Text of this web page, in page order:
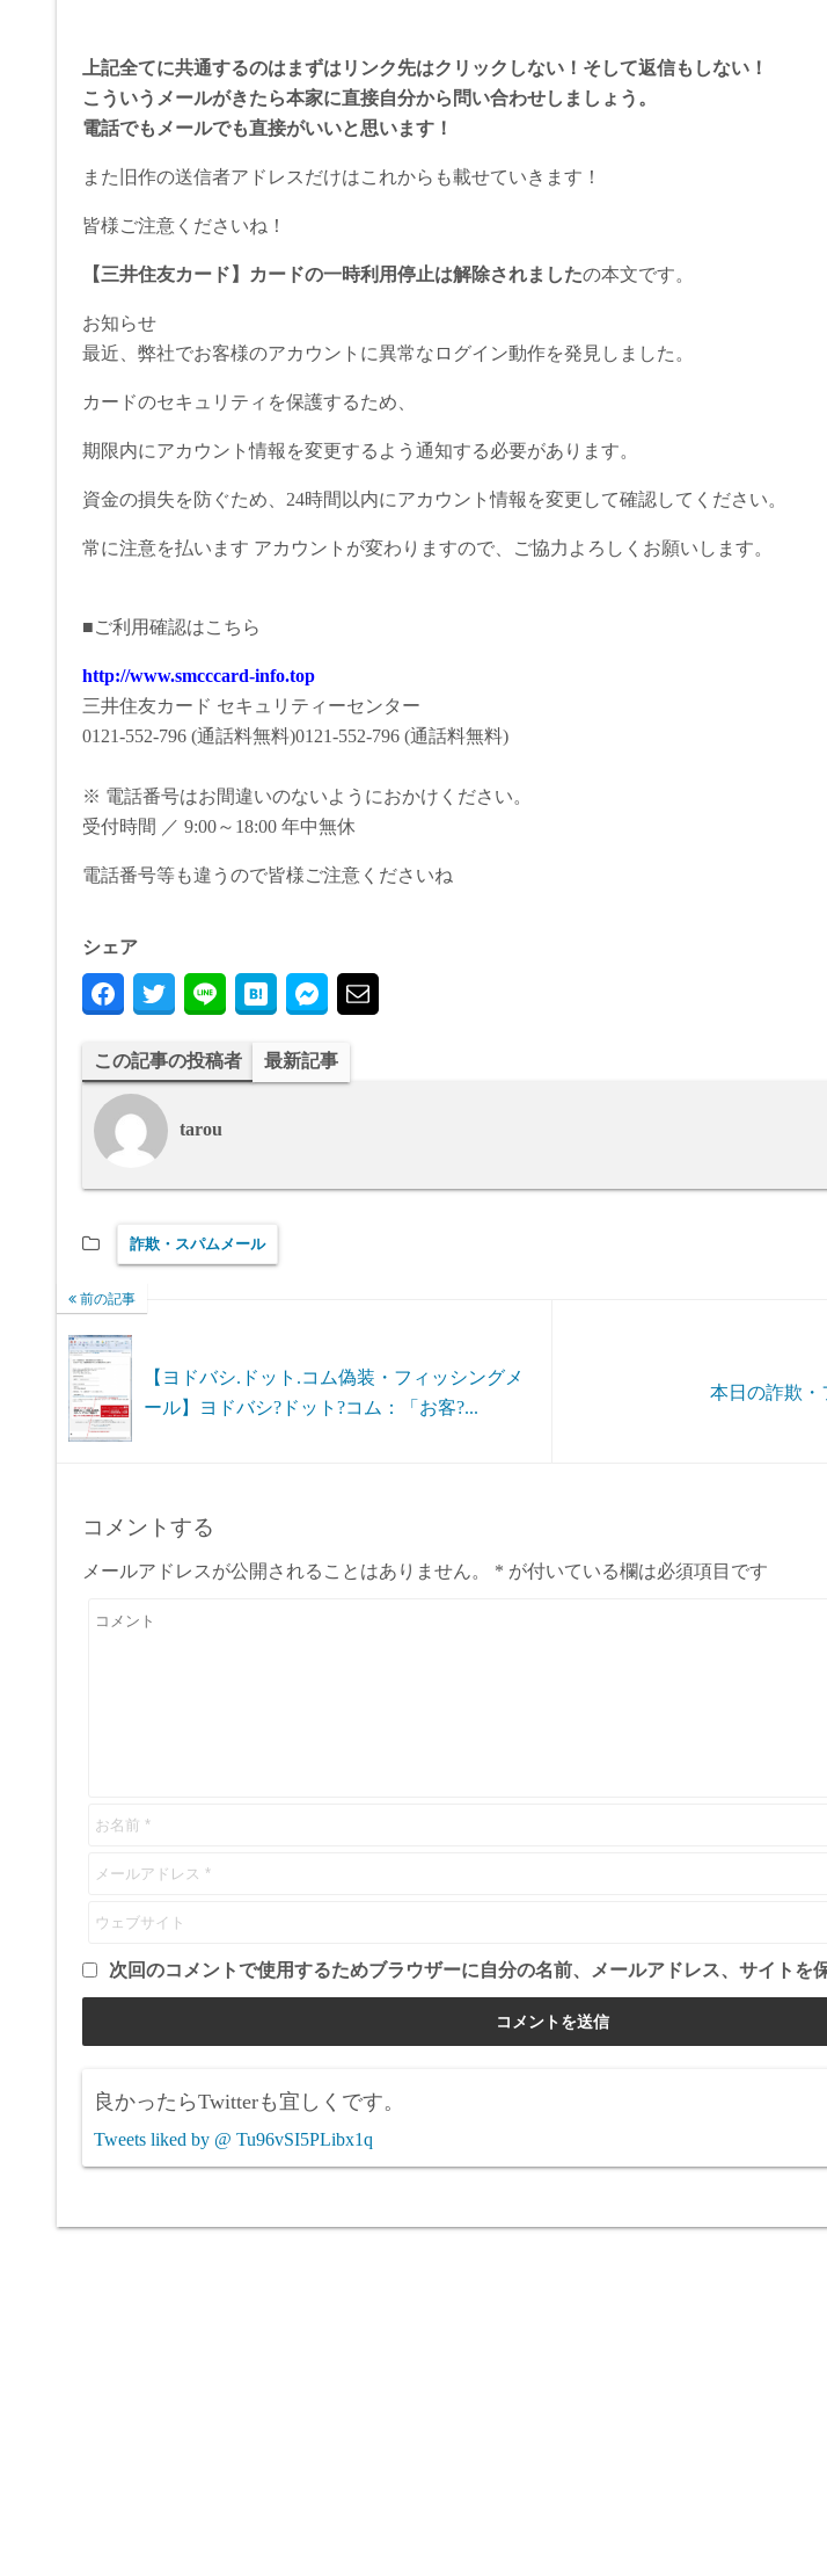
上記全てに共通するのはまずはリンク先はクリックしない！そして返信もしない！
こういうメールがきたら本家に直接自分から問い合わせしましょう。
電話でもメールでも直接がいいと思います！
また旧作の送信者アドレスだけはこれからも載せていきます！
皆様ご注意くださいね！
【三井住友カード】カードの一時利用停止は解除されましたの本文です。
お知らせ
最近、弊社でお客様のアカウントに異常なログイン動作を発見しました。
カードのセキュリティを保護するため、
期限内にアカウント情報を変更するよう通知する必要があります。
資金の損失を防ぐため、24時間以内にアカウント情報を変更して確認してください。
常に注意を払います アカウントが変わりますので、ご協力よろしくお願いします。
■ご利用確認はこちら
http://www.smcccard-info.top
三井住友カード セキュリティーセンター
0121-552-796 (通話料無料)0121-552-796 (通話料無料)
※ 電話番号はお間違いのないようにおかけください。
受付時間 ／ 9:00～18:00 年中無休
電話番号等も違うので皆様ご注意くださいね
シェア
この記事の投稿者 最新記事
tarou
詐欺・スパムメール
前の記事
【ヨドバシ.ドット.コム偽装・フィッシングメ
ール】ヨドバシ?ドット?コム：「お客?...
本日の詐欺・
コメントする
メールアドレスが公開されることはありません。 * が付いている欄は必須項目です
次回のコメントで使用するためブラウザーに自分の名前、メールアドレス、サイトを
良かったらTwitterも宜しくです。
Tweets liked by @ Tu96vSI5PLibx1q